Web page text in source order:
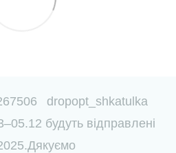
dropopt_shkatulka
будуть відправлені